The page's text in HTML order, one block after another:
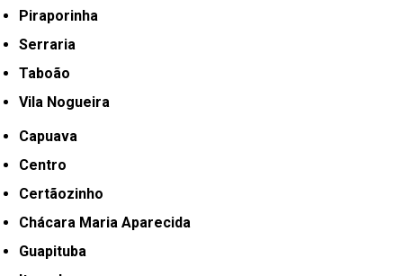
Piraporinha
Serraria
Taboão
Vila Nogueira
Capuava
Centro
Certãozinho
Chácara Maria Aparecida
Guapituba